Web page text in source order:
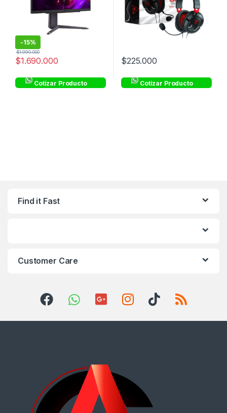
-15%
$1.690.000
$1.990.000
Cotizar Producto
$225.000
Cotizar Producto
Find it Fast
Customer Care